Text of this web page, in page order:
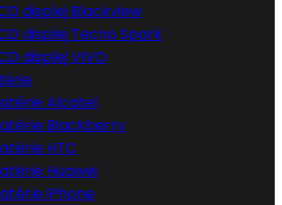
displej Blackview
displej Tecno Spark
displej VIVO
Alcatel
Blackberry
HTC
Huawei
iPhone